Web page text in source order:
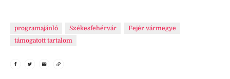
programajánló Székesfehérvár
Fejér vármegye
támogatott tartalom